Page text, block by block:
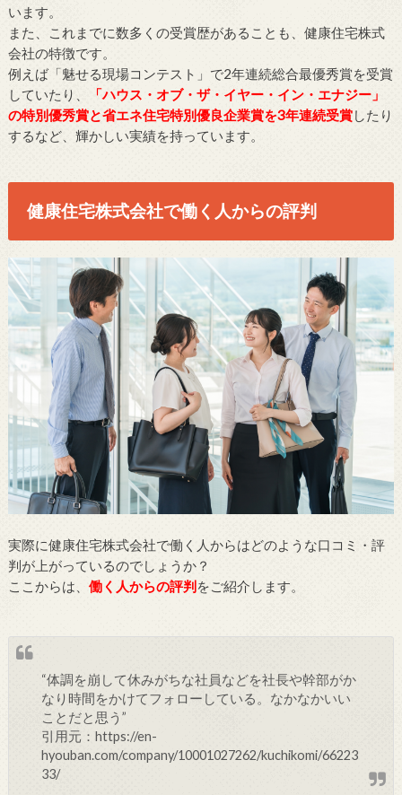
います。
また、これまでに数多くの受賞歴があることも、健康住宅株式
会社の特徴です。
例えば「魅せる現場コンテスト」で2年連続総合最優秀賞を受賞
していたり、
「ハウス・オブ・ザ・イヤー・イン・エナジー」
の特別優秀賞と省エネ住宅特別優良企業賞を3年連続受賞したり
するなど、輝かしい実績を持っています。
健康住宅株式会社で働く人からの評判
実際に健康住宅株式会社で働く人からはどのような口コミ・評
判が上がっているのでしょうか？
ここからは、 働く人からの評判 をご紹介します。
“体調を崩して休みがちな社員などを社長や幹部がか
なり時間をかけてフォローしている。なかなかいい
ことだと思う”
引用元：https://en-
hyouban.com/company/10001027262/kuchikomi/66223
33/